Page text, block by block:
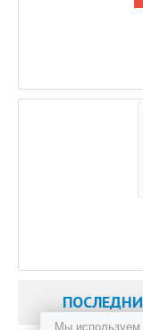
Мы используем